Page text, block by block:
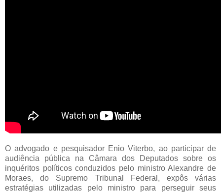
O advogado e pesquisador Enio Viterbo, ao participar de
audiência pública na Câmara dos Deputados sobre os
inquéritos políticos conduzidos pelo ministro Alexandre de
Moraes, do Supremo Tribunal Federal, expôs várias
estratégias utilizadas pelo ministro para perseguir seus